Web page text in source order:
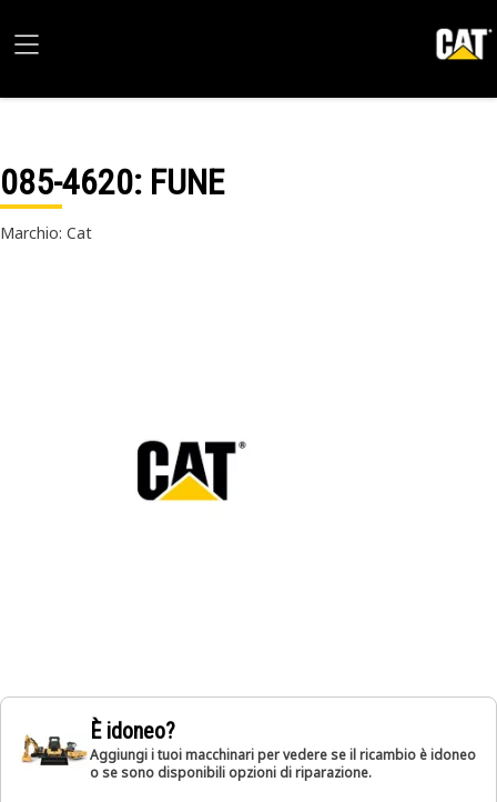
085-4620: FUNE
Marchio: Cat
È idoneo?
Aggiungi i tuoi macchinari per vedere se il ricambio è idoneo
o se sono disponibili opzioni di riparazione.